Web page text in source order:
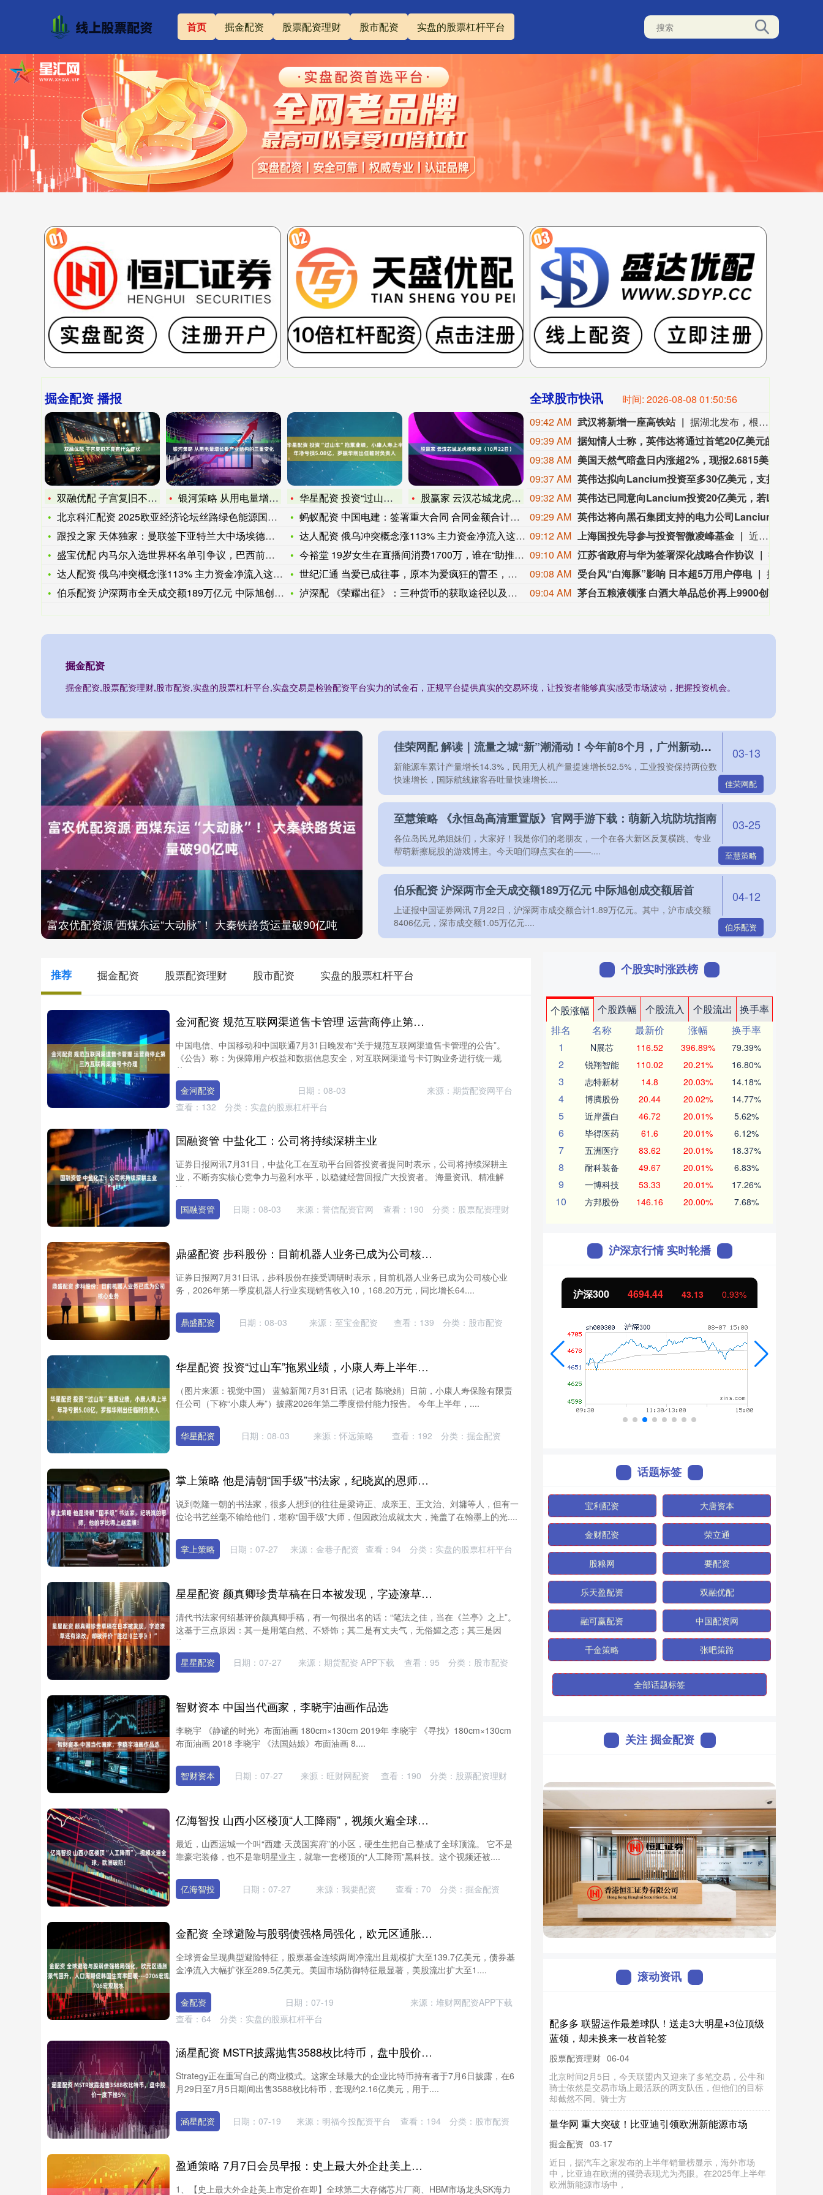
首页 掘金配资 股票配资理财 股市配资 实盘的股票杠杆平台
掘金配资 播报
双融优配 子宫复旧不良有什么症状
银河策略 从用电量增长看产业结构的三重变化
北京科汇配资 2025欧亚经济论坛丝路绿色能源国际合作会议在
跟投之家 天体独家：曼联签下亚特兰大中场埃德森，费用3500
盛宝优配 内马尔入选世界杯名单引争议，巴西前国脚质疑安切洛蒂
达人配资 俄乌冲突概念涨113% 主力资金净流入这些股
伯乐配资 沪深两市全天成交额189万亿元 中际旭创成交额居首
华星配资 投资“过山车”拖累业绩，小康人寿上半年净亏损5.0
股赢家 云汉芯城龙虎榜数据（10月22日）
蚂蚁配资 中国电建：签署重大合同 合同金额合计约11719亿
达人配资 俄乌冲突概念涨113% 主力资金净流入这些股
今裕堂 19岁女生在直播间消费1700万，谁在“助推”团播的
世纪汇通 当爱已成往事，原本为爱疯狂的曹丕，为何最终与甄宓覆
泸深配 《荣耀出征》：三种货币的获取途径以及用途！
全球股市快讯 时间: 2026-08-08 01:50:58
09:42 AM 武汉将新增一座高铁站
据湖北发布，根据《新建合肥至武汉高速铁路长江新区站站房工程及天河站站区相关工程HWZF-1(HBSJ-202401TL-010023001)资审文件公告》，长江新区站计划开工时间和竣工时间均已明确：计划开工日期2026年9月1日，计划竣工日期2028年6月30日，计划工期668日历天。长江新区站位于武汉中北部，北靠黄陂区，南依长江新城。车站西距武汉天河站22.86km，东距红安站24.726km。
09:39 AM
09:38 AM
09:37 AM
09:32 AM
09:29 AM
09:12 AM 上海国投先导参与投资智微凌峰基金
近日，上海国投先导公示对上海智微凌峰创业投资合伙企业（有限合伙）（简称“智微凌峰基金”）的投资。该基金由智微资本担任管理人，目标规模30亿元。LP阵容汇聚中微公司、澜起科技等半导体龙头的旗下平台，工业X射线检测领域企业日联科技的子公司，以及地方国资平台，形成“产业资本+国有资本”的深度联合。智微凌峰基金以半导体设备、零部件、材料及先进封装等集成电路核心环节为主攻方向，重点挖掘“卡脖子”领域的“隐形冠军”。
09:10 AM 江苏省政府与华为签署深化战略合作协议
09:08 AM 受台风“白海豚”影响 日本超5万用户停电
09:04 AM
掘金配资
掘金配资,股票配资理财,股市配资,实盘的股票杠杆平台,实盘交易是检验配资平台实力的试金石，正规平台提供真实的交易环境，让投资者能够真实感受市场波动，把握投资机会。
富农优配资源 西煤东运“大动脉”！ 大秦铁路货运量破90亿吨
佳荣网配 解读｜流量之城“新”潮涌动！今年前8个月，广州新动能新产业不断壮大
新能源车累计产量增长14.3%，民用无人机产量提速增长52.5%，工业投资保持两位数
快速增长，国际航线旅客吞吐量快速增长....
03-13
佳荣网配
至慧策略 《永恒岛高清重置版》官网手游下载：萌新入坑防坑指南
各位岛民兄弟姐妹们，大家好！我是你们的老朋友，一个在各大新区反复横跳、专业
帮萌新擦屁股的游戏博主。今天咱们聊点实在的——....
03-25
至慧策略
伯乐配资 沪深两市全天成交额189万亿元 中际旭创成交额居首
上证报中国证券网讯 7月22日，沪深两市成交额合计1.89万亿元。其中，沪市成交额
8406亿元，深市成交额1.05万亿元....
04-12
伯乐配资
推荐 掘金配资 股票配资理财 股市配资 实盘的股票杠杆平台
金河配资 规范互联网渠道售卡管理 运营商停止第三方互联网渠道号卡办理
中国电信、中国移动和中国联通7月31日晚发布“关于规范互联网渠道售卡管理的公告”。
《公告》称：为保障用户权益和数据信息安全，对互联网渠道号卡订购业务进行统一规
范....
金河配资
日期：08-03
来源：期货配资网平台
查看： 132 分类： 实盘的股票杠杆平台
国融资管 中盐化工：公司将持续深耕主业
证券日报网讯7月31日，中盐化工在互动平台回答投资者提问时表示，公司将持续深耕主
业，不断夯实核心竞争力与盈利水平，以稳健经营回报广大投资者。 海量资讯、精准解
读....
国融资管
日期：08-03 来源：誉信配资官网 查看： 190 分类： 股票配资理财
鼎盛配资 步科股份：目前机器人业务已成为公司核心业务
证券日报网7月31日讯，步科股份在接受调研时表示，目前机器人业务已成为公司核心业
务，2026年第一季度机器人行业实现销售收入10，168.20万元，同比增长64....
鼎盛配资 日期：08-03 来源：至宝金配资 查看： 139 分类： 股市配资
华星配资 投资“过山车”拖累业绩，小康人寿上半年净亏损5.08亿，罗振华刚出任临时负责人
（图片来源：视觉中国） 蓝鲸新闻7月31日讯（记者 陈晓娟）日前，小康人寿保险有限责
任公司（下称“小康人寿”）披露2026年第二季度偿付能力报告。 今年上半年，....
华星配资 日期：08-03 来源：怀远策略 查看： 192 分类： 掘金配资
掌上策略 他是清朝“国手级”书法家，纪晓岚的恩师，他的字比得上赵孟頫！
说到乾隆一朝的书法家，很多人想到的往往是梁诗正、成亲王、王文治、刘墉等人，但有一
位论书艺丝毫不输给他们，堪称“国手级”大师，但因政治成就太大，掩盖了在翰墨上的光....
掌上策略 日期：07-27 来源：金巷子配资 查看： 94 分类： 实盘的股票杠杆平台
星星配资 颜真卿珍贵草稿在日本被发现，字迹潦草还有涂改，却被评价“胜过《兰亭》！”
清代书法家何绍基评价颜真卿手稿，有一句很出名的话：“笔法之佳，当在《兰亭》之上”。
这基于三点原因：其一是用笔自然、不矫饰；其二是有丈夫气，无俗媚之态；其三是因
为....
星星配资
日期：07-27 来源：期货配资 APP下载 查看：95 分类： 股市配资
智财资本 中国当代画家，李晓宇油画作品选
李晓宇 《静谧的时光》布面油画 180cm×130cm 2019年 李晓宇 《寻找》180cm×130cm
布面油画 2018 李晓宇 《法国姑娘》布面油画 8....
智财资本 日期：07-27 来源：旺财网配资 查看： 190 分类： 股票配资理财
亿海智投 山西小区楼顶“人工降雨”，视频火遍全球，欧洲破防！
最近，山西运城一个叫“西建·天茂国宾府”的小区，硬生生把自己整成了全球顶流。 它不是
靠豪宅装修，也不是靠明星业主，就靠一套楼顶的“人工降雨”黑科技。这个视频还被....
亿海智投 日期：07-27 来源：我要配资 查看： 70 分类： 掘金配资
金配资 全球避险与股弱债强格局强化，欧元区通胀回落景气回升，人口周期促韩国生育率回暖---0706宏观脱水
全球资金呈现典型避险特征，股票基金连续两周净流出且规模扩大至139.7亿美元，债券基
金净流入大幅扩张至289.5亿美元。美国市场防御特征最显著，美股流出扩大至1....
金配资 日期：07-19
来源：堆财网配资APP下载
查看： 64 分类： 实盘的股票杠杆平台
涵星配资 MSTR披露抛售3588枚比特币，盘中股价一度下挫5%
Strategy正在重写自己的商业模式。这家全球最大的企业比特币持有者于7月6日披露，在6
月29日至7月5日期间出售3588枚比特币，套现约2.16亿美元，用于....
涵星配资 日期：07-19 来源：明福今投配资平台 查看： 194 分类： 股市配资
盈通策略 7月7日会员早报：史上最大外企赴美上市定价在即 微软裁员4800人
1、【史上最大外企赴美上市定价在即】全球第二大存储芯片厂商、HBM市场龙头SK海力
个股实时涨跌榜
个股涨幅 个股跌幅 个股流入 个股流出
换手率
排名
名称 最新价 涨幅
换手率
1
N展芯 116.52 396.89% 79.39%
2 锐翔智能 110.02 20.21% 16.80%
3 志特新材 14.8 20.03% 14.18%
4 博腾股份 20.44 20.02% 14.77%
5 近岸蛋白 46.72 20.01% 5.62%
6 毕得医药 61.6 20.01% 6.12%
7 五洲医疗 83.62 20.01% 18.37%
8 耐科装备 49.67 20.01% 6.83%
9 一博科技 53.33 20.01% 17.26%
10 方邦股份 146.16 20.00% 7.68%
沪深京行情 实时轮播
深证成指 14311.01 200.89 1.42% 沪深300 4694.44 43.13 北证50 1134.24 11.37 1.01%
话题标签
宝利配资 大唐资本
金财配资 荣立通
股粮网 要配资
乐天盈配资 双融优配
融可赢配资 中国配资网
千金策略 张吧策路
全部话题标签
关注 掘金配资
滚动资讯
配
多
多
联
盟
运
作
最
差
球
队
！
送
走
3
大
明
星
+
3
位
顶
级
蓝
领
，
却
未
换
来
一
枚
首
轮
签
股票配资理财
06-04
北
京
时
间
2
月
5
日
，
今
天
联
盟
内
又
迎
来
了
多
笔
交
易
，
公
牛
和
骑
士
依
然
是
交
易
市
场
上
最
活
跃
的
两
支
队
伍
，
但
他
们
的
目
标
却
截
然
不
同
。
骑
士
方
量华网 重大突破！比亚迪引领欧洲新能源市场
掘金配资
03-17
近
日
，
据
汽
车
之
家
发
布
的
上
半
年
销
量
榜
显
示
，
海
外
市
场
中
，
比
亚
迪
在
欧
洲
的
强
势
表
现
尤
为
亮
眼
。
在
2
0
2
5
年
上
半
年
欧
洲
新
能
源
市
场
中
，